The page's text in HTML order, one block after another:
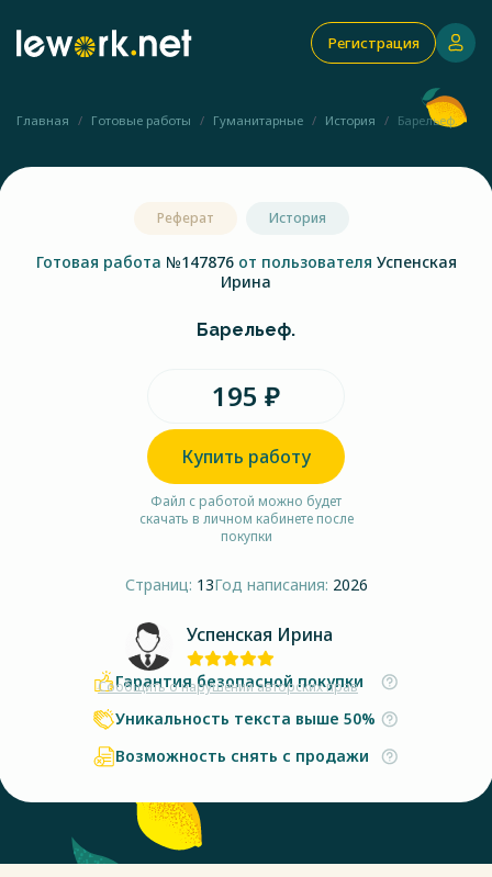
Регистрация
Главная Готовые работы Гуманитарные История Барельеф.
Реферат История
Готовая работа №147876 от пользователя Успенская
Ирина
Барельеф.
195 ₽
Купить работу
Файл с работой можно будет
скачать в личном кабинете после
покупки
Страниц: 13Год написания: 2026
Успенская Ирина
Сообщить о нарушении авторских прав
Гарантия безопасной покупки
Уникальность текста выше 50%
Возможность снять с продажи